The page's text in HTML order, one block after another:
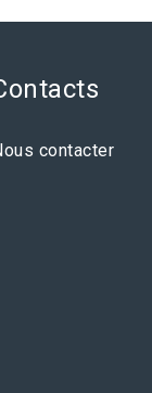
contacter